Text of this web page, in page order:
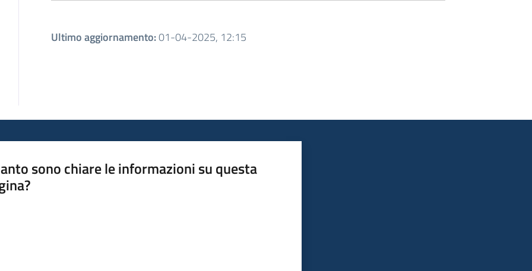
Ultimo aggiornamento:01-04-2025, 12:15
sono chiare le informazioni su questa